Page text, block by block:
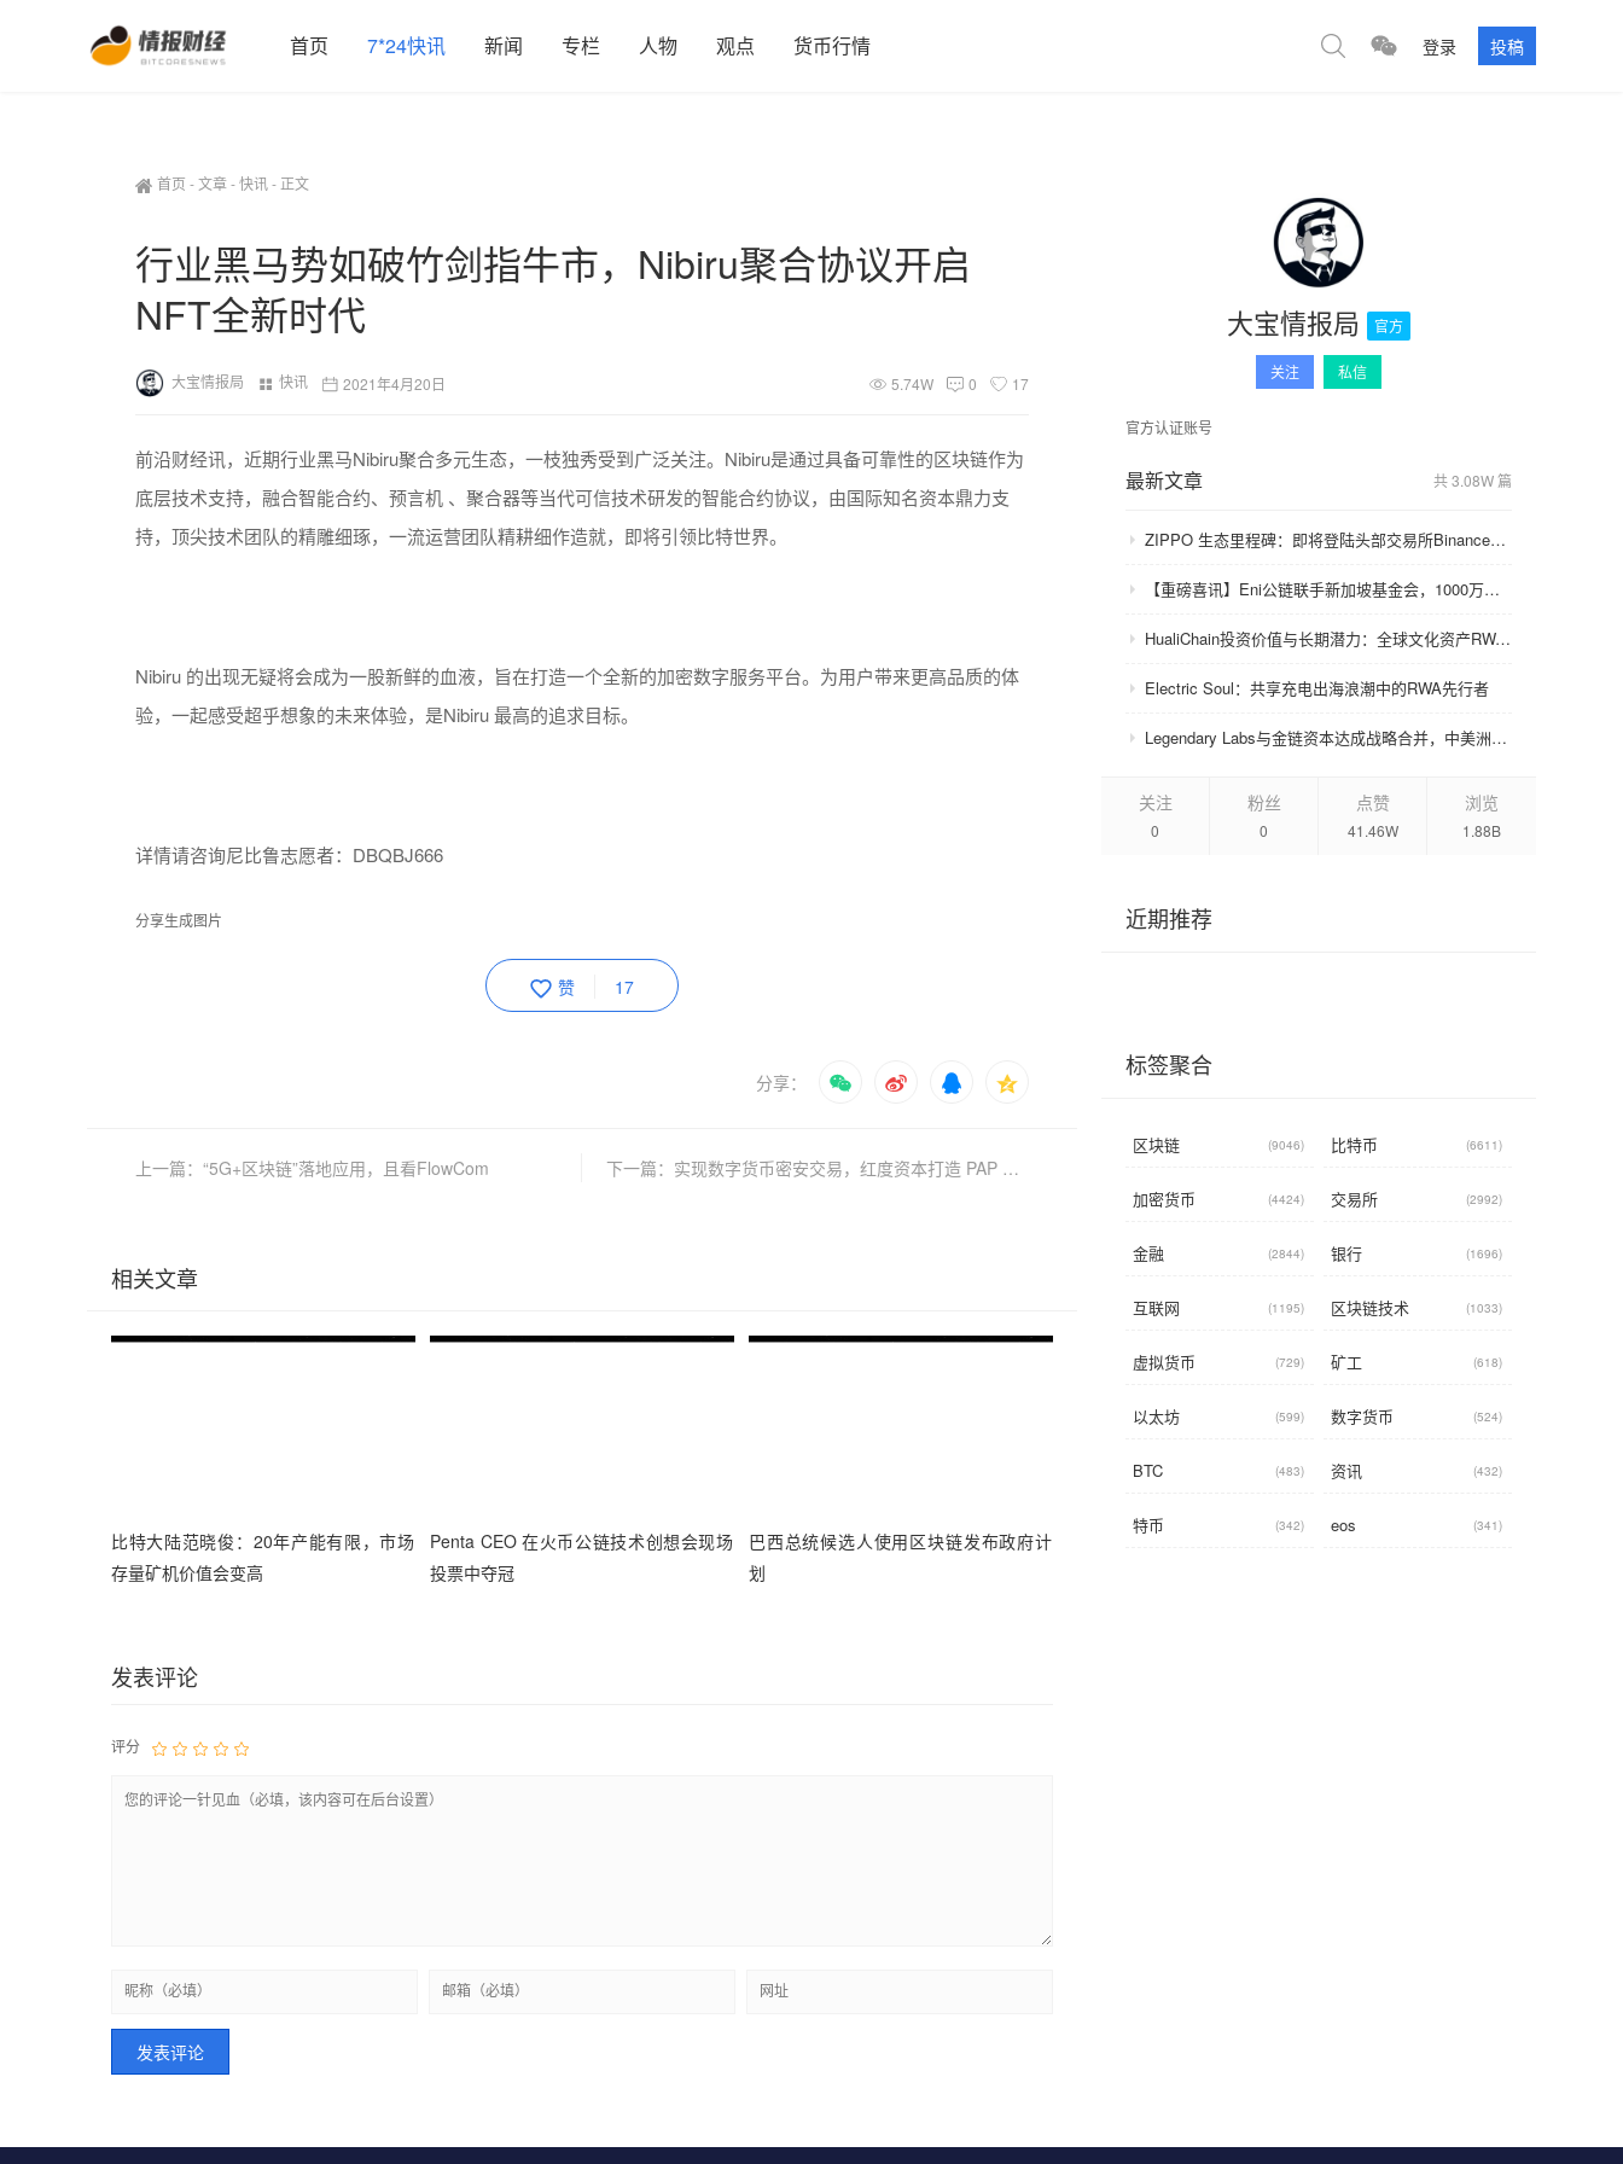
首页 7*24快讯 新闻 专栏 人物 观点 货币行情 登录 投稿
首页 -文章-快讯- 正文
行业黑马势如破竹剑指牛市，Nibiru聚合协议开启
NFT全新时代
大宝情报局 快讯 2021年4月20日 5.74W 0 17
前沿财经讯，近期行业黑马Nibiru聚合多元生态，一枝独秀受到广泛关注。Nibiru是通过具备可靠性的区块链作为
底层技术支持，融合智能合约、预言机 、聚合器等当代可信技术研发的智能合约协议，由国际知名资本鼎力支
持，顶尖技术团队的精雕细琢，一流运营团队精耕细作造就，即将引领比特世界。
Nibiru 的出现无疑将会成为一股新鲜的血液，旨在打造一个全新的加密数字服务平台。为用户带来更高品质的体
验，一起感受超乎想象的未来体验，是Nibiru 最高的追求目标。
详情请咨询尼比鲁志愿者：DBQBJ666
分享生成图片
赞 17
分享：
上一篇：“5G+区块链”落地应用，且看FlowCom 下一篇：实现数字货币密安交易，红度资本打造 PAP 去中心化电子本票系统
相关文章
比特大陆范晓俊：20年产能有限，市场
存量矿机价值会变高
Penta CEO 在火币公链技术创想会现场
投票中夺冠
巴西总统候选人使用区块链发布政府计
划
发表评论
评分
大宝情报局 官方
关注 私信
官方认证账号
最新文章 共 3.08W 篇
ZIPPO 生态里程碑：即将登陆头部交易所Binance，GameFi 与通缩模型开启价值飞轮
【重磅喜讯】Eni公链联手新加坡基金会，1000万美金赋能众环CRC！
HualiChain投资价值与长期潜力：全球文化资产RWA赛道的基础设施级机会正在形成
Electric Soul：共享充电出海浪潮中的RWA先行者
Legendary Labs与金链资本达成战略合并，中美洲牌照加持助力生态升级
关注
0
粉丝
0
点赞
41.46W
浏览
1.88B
近期推荐
标签聚合
区块链 (9046) 比特币 (6611)
加密货币 (4424) 交易所 (2992)
金融 (2844) 银行 (1696)
互联网 (1195) 区块链技术 (1033)
虚拟货币 (729) 矿工 (618)
以太坊 (599) 数字货币 (524)
BTC (483) 资讯 (432)
特币 (342) eos (341)